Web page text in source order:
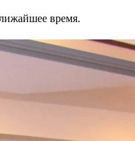
время.